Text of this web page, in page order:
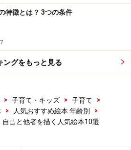
特徴とは？ 3つの条件
ングをもっと見る
> 子育て・キッズ > 子育て
>
> 人気おすすめ絵本 年齢別
>
自己と他者を描く人気絵本10選